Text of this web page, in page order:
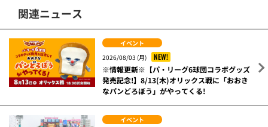
関連ニュース
イベント
2026/08/03 (月)
NEW!
※情報更新※【パ・リーグ6球団コラボグッズ
発売記念!】8/13(木)オリックス戦に「おおき
なパンどろぼう」がやってくる!
イベント